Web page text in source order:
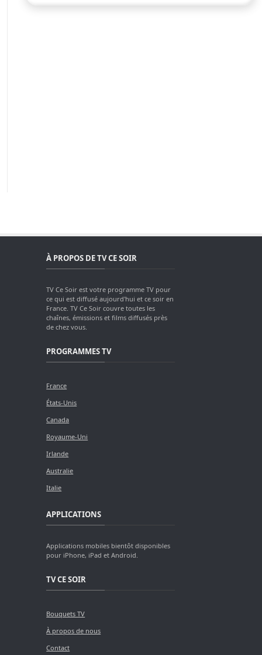
À PROPOS DE TV CE SOIR
TV Ce Soir est votre programme TV pour
ce qui est diffusé aujourd'hui et ce soir en
France. TV Ce Soir couvre toutes les
chaînes, émissions et films diffusés près
de chez vous.
PROGRAMMES TV
France
États-Unis
Canada
Royaume-Uni
Irlande
Australie
Italie
APPLICATIONS
Applications mobiles bientôt disponibles
pour iPhone, iPad et Android.
TV CE SOIR
Bouquets TV
À propos de nous
Contact